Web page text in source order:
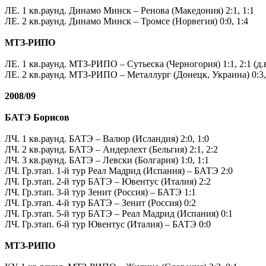
ЛЕ. 1 кв.раунд. Динамо Минск – Ренова (Македония) 2:1, 1:1
ЛЕ. 2 кв.раунд. Динамо Минск – Тромсе (Норвегия) 0:0, 1:4
МТЗ-РИПО
ЛЕ. 1 кв.раунд. МТЗ-РИПО – Сутьеска (Черногория) 1:1, 2:1
ЛЕ. 2 кв.раунд. МТЗ-РИПО – Металлург (Донецк, Украина)
2008/09
БАТЭ Борисов
ЛЧ. 1 кв.раунд. БАТЭ – Валюр (Исландия) 2:0, 1:0
ЛЧ. 2 кв.раунд. БАТЭ – Андерлехт (Бельгия) 2:1, 2:2
ЛЧ. 3 кв.раунд. БАТЭ – Левски (Болгария) 1:0, 1:1
ЛЧ. Гр.этап. 1-й тур Реал Мадрид (Испания) – БАТЭ 2:0
ЛЧ. Гр.этап. 2-й тур БАТЭ – Ювентус (Италия) 2:2
ЛЧ. Гр.этап. 3-й тур Зенит (Россия) – БАТЭ 1:1
ЛЧ. Гр.этап. 4-й тур БАТЭ – Зенит (Россия) 0:2
ЛЧ. Гр.этап. 5-й тур БАТЭ – Реал Мадрид (Испания) 0:1
ЛЧ. Гр.этап. 6-й тур Ювентус (Италия) – БАТЭ 0:0
МТЗ-РИПО